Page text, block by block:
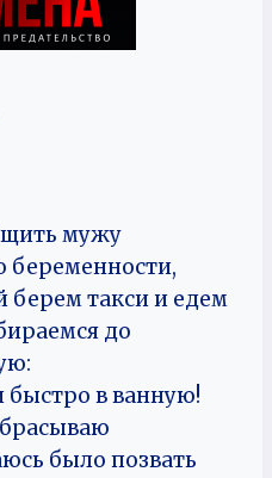
мужу
беременности,
берем такси и едем
до
в ванную!
было позвать